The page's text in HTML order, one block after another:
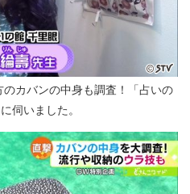
カバンの中身も調査！「占いの
伺いました。